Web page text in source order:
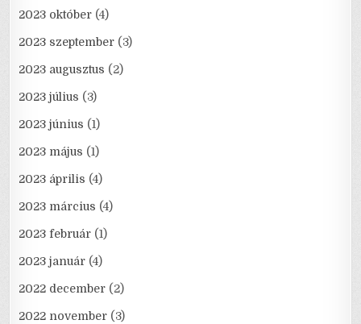
2023 október (4)
2023 szeptember (3)
2023 augusztus (2)
2023 július (3)
2023 június (1)
2023 május (1)
2023 április (4)
2023 március (4)
2023 február (1)
2023 január (4)
2022 december (2)
2022 november (3)